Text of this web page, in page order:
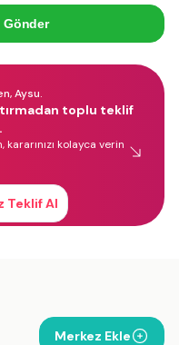
Gönder
Aysu.
toplu teklif
kararınızı kolayca verin
Teklif Al
Merkez Ekle